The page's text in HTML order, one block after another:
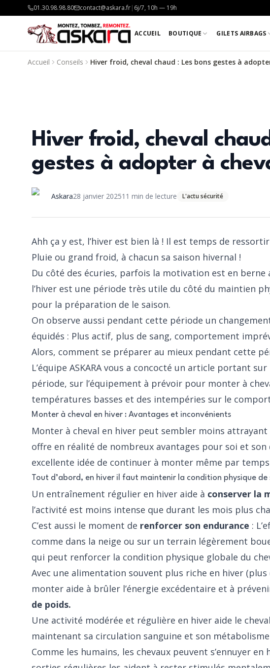
01.30.98.98.80 contact@askara.fr| 6j/7, 10h — 19h
ACCUEIL BOUTIQUE GILETS AIRBAGS
Accueil Conseils Hiver froid, cheval chaud : Les bons gestes à
Hiver froid, cheval
gestes à adopter à
Askara28 janvier 202511 min de lecture L'actu sécurité
Ahh ça y est, l’hiver est bien là ! Il est temps de
Pluie ou grand froid, à chacun sa saison hivernal !
Du côté des écuries, parfois la motivation est en
l’hiver est une période très utile du côté du maintien
pour la préparation de le saison.
On observe aussi pendant cette période un
équidés : Plus actif, plus de sang, comportement
Alors, comment se préparer au mieux pendant cette
L’équipe ASKARA vous a concocté un article portant
période, sur l’équipement à prévoir pour monter à
températures basses et des intempéries sur le
Monter à cheval en hiver : Avantages et inconvénients
Monter à cheval en hiver peut sembler moins
offre en réalité de nombreux avantages pour soi et son
excellente idée de continuer à monter même par
Tout d’abord, en hiver il faut maintenir la condition physique de
Un entraînement régulier en hiver aide à conserver la
l’activité est moins intense que durant les mois plus
C’est aussi le moment de renforcer son endurance :
comme dans la neige ou sur un terrain légèrement
qui peut renforcer la condition physique globale du
Avec une alimentation souvent plus riche en hiver
monter aide à brûler l’énergie excédentaire et à
de poids.
Une activité modérée et régulière en hiver aide le
maintenant sa circulation sanguine et son
Comme les humains, les chevaux peuvent s’ennuyer